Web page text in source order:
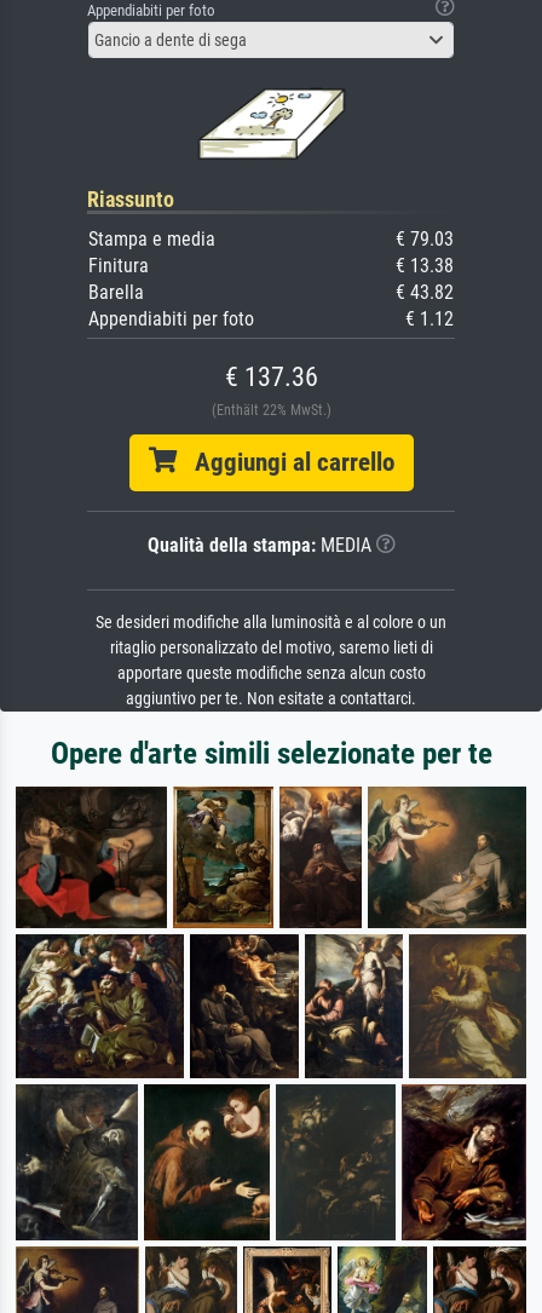
Appendiabiti per foto
Gancio a dente di sega
Riassunto
Stampa e media
€ 79.03
Finitura
€ 13.38
Barella
€ 43.82
Appendiabiti per foto
€ 1.12
€ 137.36
(Enthält 22% MwSt.)
Aggiungi al carrello
Qualità della stampa:MEDIA
Se desideri modifiche alla luminosità e al colore o un
ritaglio personalizzato del motivo, saremo lieti di
apportare queste modifiche senza alcun costo
aggiuntivo per te. Non esitate a contattarci.
Opere d'arte simili selezionate per te